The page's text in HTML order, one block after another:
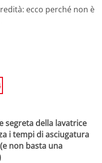
ecco perché non è
segreta della lavatrice
i tempi di asciugatura
non basta una